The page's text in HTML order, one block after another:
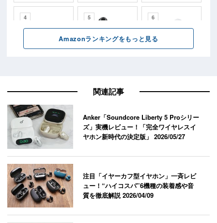
関連記事
Anker「Soundcore Liberty 5 Proシリー
ズ」実機レビュー！「完全ワイヤレスイ
ヤホン新時代の決定版」2026/05/27
注目「イヤーカフ型イヤホン」一斉レビ
ュー！“ハイコスパ”6機種の装着感や音
質を徹底解説2026/04/09